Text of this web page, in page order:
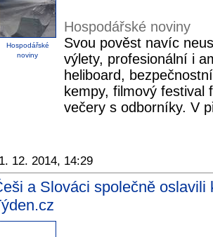
Hospodářské
noviny
Hospodářské noviny
Svou pověst navíc
výlety, profesionální i
heliboard,
kempy, filmový festival
večery s odborníky. V
12. 2014, 14:29
a Slováci společně